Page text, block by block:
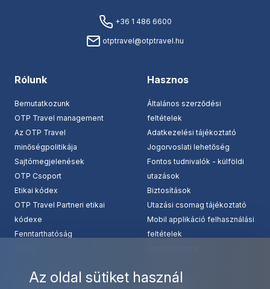
Az oldal sütiket használ
+36 1 486 6600
otptravel@otptravel.hu
Rólunk
Bemutatkozunk
OTP Travel management
Az OTP Travel
minőségpolitikája
Sajtómegjelenések
OTP Csoport
Etikai kódex
OTP Travel Partneri etikai
kódexe
Fenntarthatóság
Hasznos
Általános szerződési
feltételek
Adatkezelési tájékoztató
Jogorvoslati lehetőség
Fontos tudnivalók - külföldi
utazások
Biztosítások
Utazási csomag tájékoztató
Mobil applikáció felhasználási
feltételek